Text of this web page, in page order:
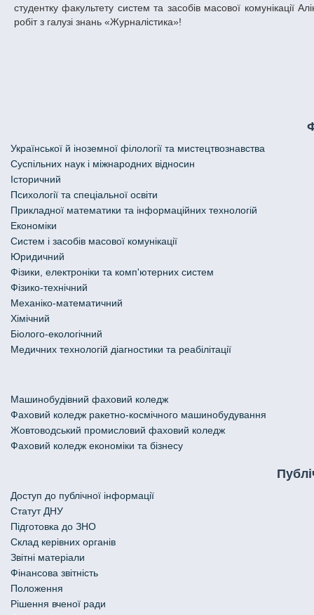
студентку факультету систем та засобів масової комунікації
робіт з галузі знань «Журналістика»!
Української й іноземної філології та мистецтвознавства
Cуспільних наук і міжнародних відносин
Історичний
Психології та спеціальної освіти
Прикладної математики та інформаційних технологій
Економіки
Систем і засобів масової комунікації
Юридичний
Фізики, електроніки та комп'ютерних систем
Фізико-технічний
Механіко-математичний
Хімічний
Біолого-екологічний
Медичних технологій діагностики та реабілітації
Машинобудівний фаховий коледж
Фаховий коледж ракетно-космічного машинобудування
Жовтоводський промисловий фаховий коледж
Фаховий коледж економіки та бізнесу
Доступ до публічної інформації
Статут ДНУ
Підготовка до ЗНО
Склад керівних органів
Звітні матеріали
Фінансова звітність
Положення
Рішення вченої ради